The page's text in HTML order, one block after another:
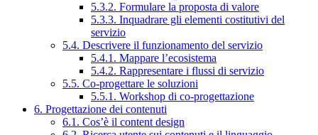
5.3.2. Formulare la proposta di valore
5.3.3. Inquadrare gli elementi costitutivi del
servizio
5.4. Descrivere il funzionamento del servizio
5.4.1. Mappare l’ecosistema
5.4.2. Rappresentare i flussi di servizio
5.5. Co-progettare le soluzioni
5.5.1. Workshop di co-progettazione
6. Progettazione dei contenuti
6.1. Cos’è il content design